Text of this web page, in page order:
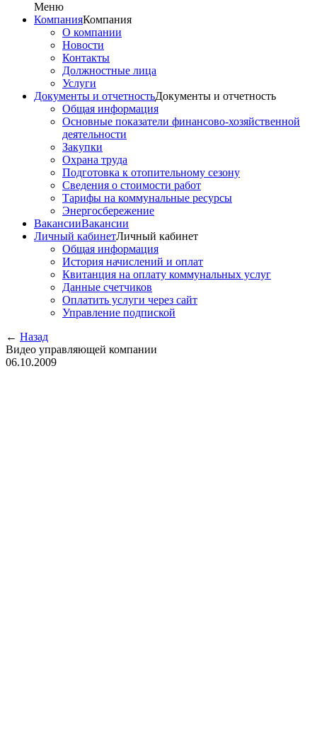
Меню
КомпанияКомпания
О компании
Новости
Контакты
Должностные лица
Услуги
Документы и отчетностьДокументы и отчетность
Общая информация
Основные показатели финансово-хозяйственной
деятельности
Закупки
Охрана труда
Подготовка к отопительному сезону
Сведения о стоимости работ
Тарифы на коммунальные ресурсы
Энергосбережение
ВакансииВакансии
Личный кабинетЛичный кабинет
Общая информация
История начислений и оплат
Квитанция на оплату коммунальных услуг
Данные счетчиков
Оплатить услуги через сайт
Управление подпиской
← Назад
Видео управляющей компании
06.10.2009